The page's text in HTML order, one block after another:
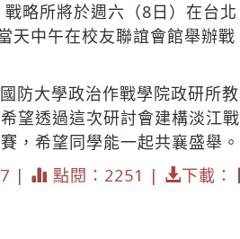
略所將於週六（8日）在台北
天中午在校友聯誼會館舉辦戰
防大學政治作戰學院政研所教
望透過這次研討會建構淡江戰
，希望同學能一起共襄盛舉。
| 點閱：2251 | 下載：